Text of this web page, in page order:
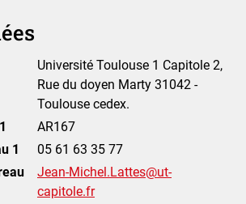
Université Toulouse 1 Capitole 2,
Rue du doyen Marty 31042 -
Toulouse cedex.
AR167
1
05 61 63 35 77
Jean-Michel.Lattes@ut-
capitole.fr